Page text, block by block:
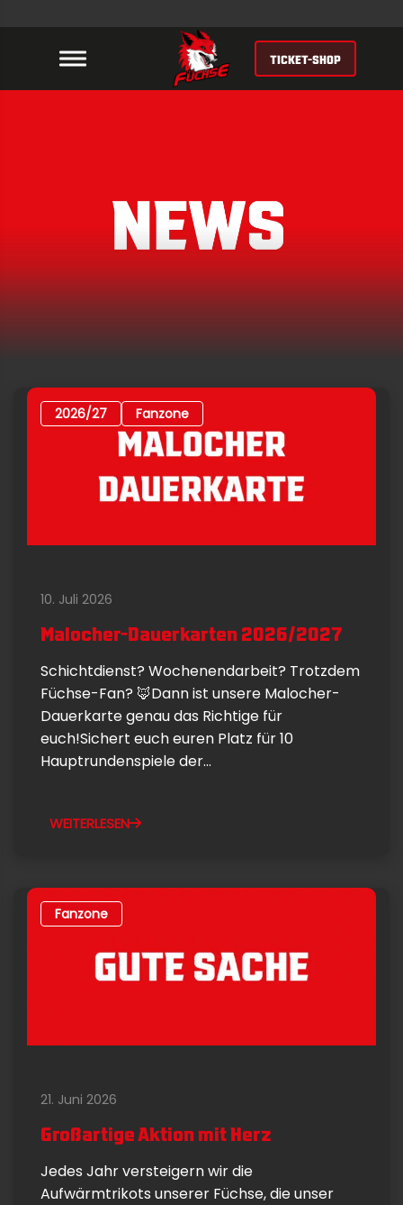
TICKET-SHOP
2026/27 Fanzone
10. Juli 2026
Malocher-Dauerkarten 2026/2027
Schichtdienst? Wochenendarbeit? Trotzdem
Füchse-Fan? 🦊Dann ist unsere Malocher-
Dauerkarte genau das Richtige für
euch!Sichert euch euren Platz für 10
Hauptrundenspiele der...
WEITERLESEN
Fanzone
21. Juni 2026
Großartige Aktion mit Herz
Jedes Jahr versteigern wir die
Aufwärmtrikots unserer Füchse, die unser